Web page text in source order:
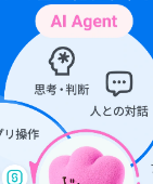
ランに加入していな
ります。
能を使ったトリガー
機能を使ったトリガ